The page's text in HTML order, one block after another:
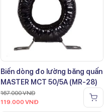
Biến dòng đo lường băng quấn
MASTER MCT 50/5A (MR-28)
167.000VNĐ
119.000 VNĐ